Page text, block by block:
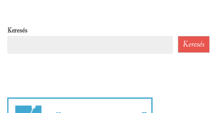
Keresés
Keresés